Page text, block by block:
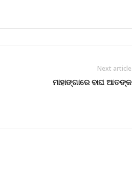
Next article
ମାହାଙ୍ଗାରେ ବାଘ ଆତଙ୍କ